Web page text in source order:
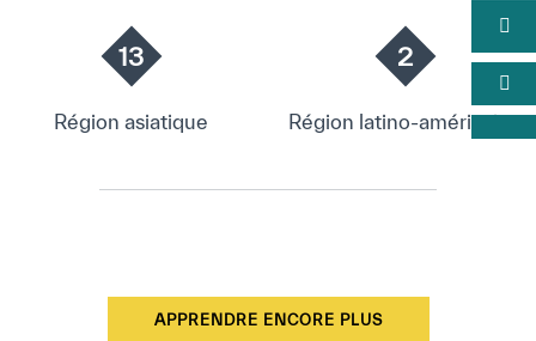
13
Région asiatique
2
Région latino-américaine
APPRENDRE ENCORE PLUS